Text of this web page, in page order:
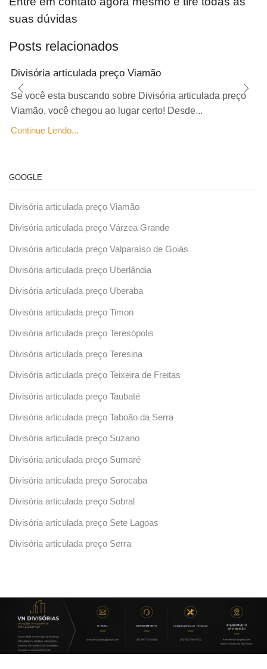
suas dúvidas
Posts relacionados
Divisória articulada preço Viamão
Se você esta buscando sobre Divisória articulada preço
Viamão, você chegou ao lugar certo! Desde...
Continue Lendo...
GOOGLE
Divisória articulada preço Viamão
Divisória articulada preço Várzea Grande
Divisória articulada preço Valparaíso de Goiás
Divisória articulada preço Uberlândia
Divisória articulada preço Uberaba
Divisória articulada preço Timon
Divisória articulada preço Teresópolis
Divisória articulada preço Teresina
Divisória articulada preço Teixeira de Freitas
Divisória articulada preço Taubaté
Divisória articulada preço Taboão da Serra
Divisória articulada preço Suzano
Divisória articulada preço Sumaré
Divisória articulada preço Sorocaba
Divisória articulada preço Sobral
Divisória articulada preço Sete Lagoas
Divisória articulada preço Serra